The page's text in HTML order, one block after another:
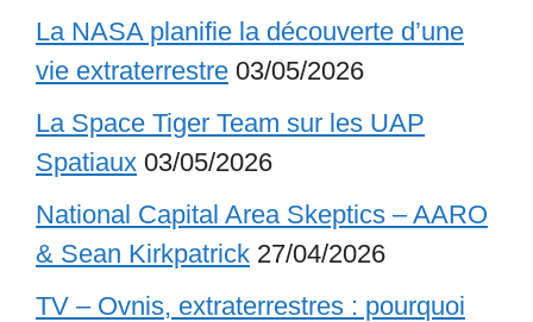
La NASA planifie la découverte d’une
vie extraterrestre 03/05/2026
La Space Tiger Team sur les UAP
Spatiaux 03/05/2026
National Capital Area Skeptics – AARO
& Sean Kirkpatrick 27/04/2026
TV – Ovnis, extraterrestres : pourquoi